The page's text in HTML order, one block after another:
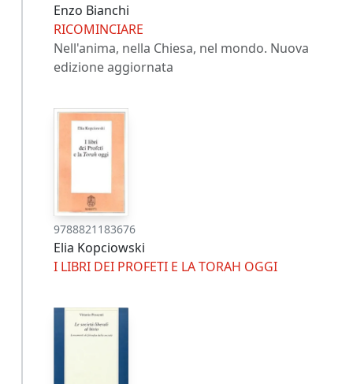
Enzo Bianchi
RICOMINCIARE
Nell'anima, nella Chiesa, nel mondo. Nuova
edizione aggiornata
9788821183676
Elia Kopciowski
I LIBRI DEI PROFETI E LA TORAH OGGI